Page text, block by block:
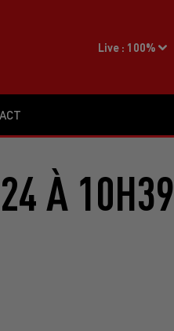
Live : 100%
À 10H39